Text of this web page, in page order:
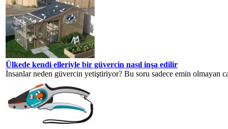
Ülkede kendi elleriyle bir güvercin nasıl inşa edilir
İnsanlar neden güvercin yetiştiriyor? Bu soru sadece emin olmayan